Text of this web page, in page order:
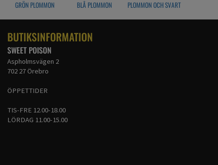
GRÖN PLOMMON
BLÅ PLOMMON
PLOMMON OCH SVART
BUTIKSINFORMATION
SWEET POISON
Aspholmsvägen 2
702 27 Örebro
ÖPPETTIDER
TIS-FRE 12.00-18.00
LÖRDAG 11.00-15.00